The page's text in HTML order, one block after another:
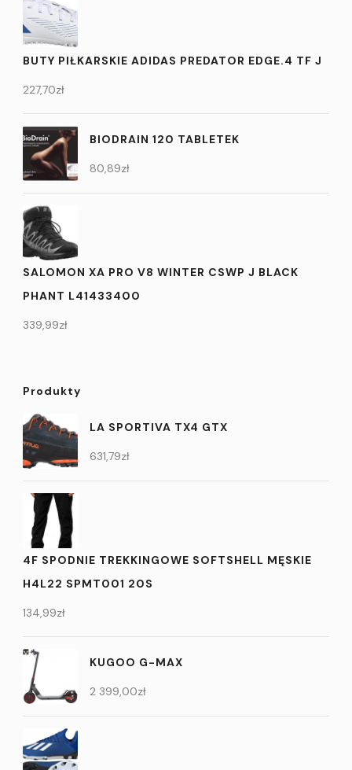
BUTY PIŁKARSKIE ADIDAS PREDATOR EDGE.4 TF J
227,70zł
BIODRAIN 120 TABLETEK
80,89zł
SALOMON XA PRO V8 WINTER CSWP J BLACK
PHANT L41433400
339,99zł
Produkty
LA SPORTIVA TX4 GTX
631,79zł
4F SPODNIE TREKKINGOWE SOFTSHELL MĘSKIE
H4L22 SPMT001 20S
134,99zł
KUGOO G-MAX
2 399,00zł